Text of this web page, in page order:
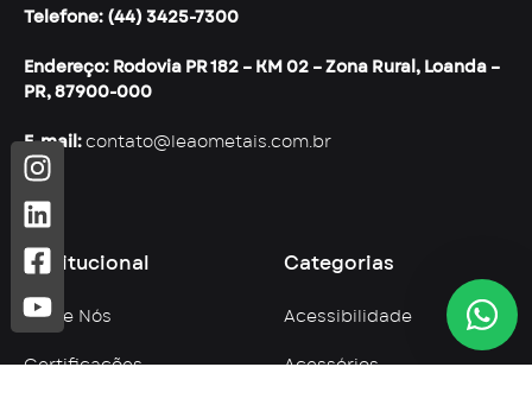
Telefone: (44) 3425-7300
Endereço: Rodovia PR 182 – KM 02 – Zona Rural, Loanda –
PR, 87900-000
E-mail: contato@leaometais.com.br
Institucional
Sobre Nós
Certificações
Categorias
Acessibilidade
Acessórios